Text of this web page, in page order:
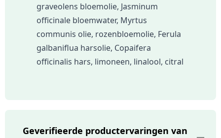
graveolens bloemolie, Jasminum
officinale bloemwater, Myrtus
communis olie, rozenbloemolie, Ferula
galbaniflua harsolie, Copaifera
officinalis hars, limoneen, linalool, citral
Geverifieerde productervaringen van